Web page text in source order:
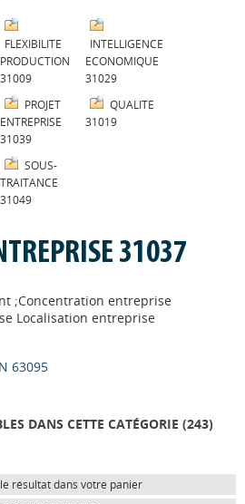
FLEXIBILITE
PRODUCTION
31009
INTELLIGENCE
ECONOMIQUE
31029
PROJET
ENTREPRISE
31039
QUALITE
31019
SOUS-
TRAITANCE
31049
31037
;Concentration entreprise
Localisation entreprise
63095
DANS CETTE CATÉGORIE (243)
résultat dans votre panier